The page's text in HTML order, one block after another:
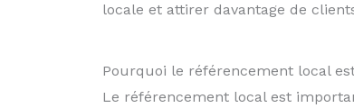
locale et attirer davantage de
Pourquoi le référencement local
Le référencement local est